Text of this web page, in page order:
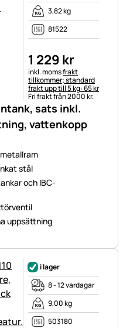
sats inkl.
vattenkopp
stål
och IBC-
uppsättning
3,82 kg
81522
1 229 kr
Skatteinformation:
inkl. momsfrakt
tillkommer; standard
frakt upp till 5 kg: 65 kr
Fri frakt från 2000 kr.
i lager
8 - 12 vardagar
9,00 kg
503180